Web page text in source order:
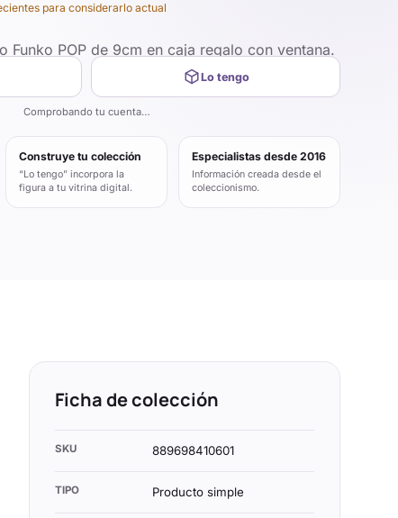
para considerarlo actual
Funko POP de 9cm en caja regalo con ventana.
Lo tengo
Comprobando tu cuenta…
Construye tu colección
“Lo tengo” incorpora la
figura a tu vitrina digital.
Especialistas desde 2016
Información creada desde el
coleccionismo.
Ficha de colección
SKU 889698410601
TIPO Producto simple